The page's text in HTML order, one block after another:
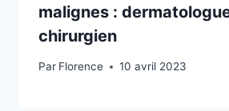
malignes :
chirurgien
Par Florence 10 avril 2023